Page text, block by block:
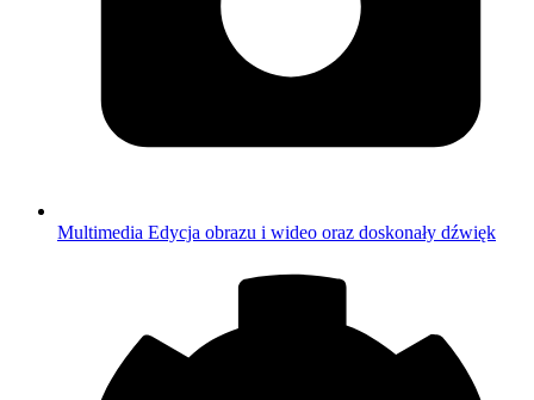
Multimedia Edycja obrazu i wideo oraz doskonały dźwięk